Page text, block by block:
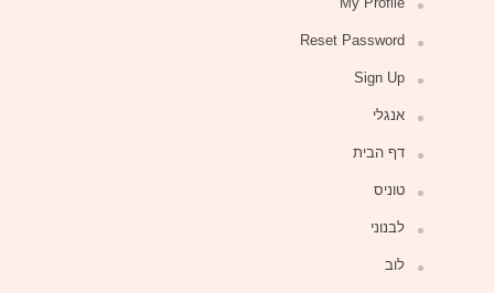
Reset Password
Sign Up
אנגלי
דף הבית
טוניס
לבנוני
לוב